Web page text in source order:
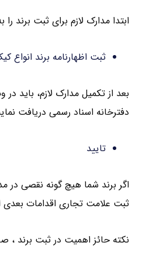
ابتدا مدارک لازم برای ثبت
ثبت اظهارنامه برند انواع
بعد از تکمیل مدارک لازم، باید
دفترخانه اسناد رسمی دریافت
تایید
اگر برند شما هیچ گونه نقصی در
ثبت علامت تجاری اقدامات
نکته حائز اهمیت در ثبت برند ، صدور ۳ آگهی می